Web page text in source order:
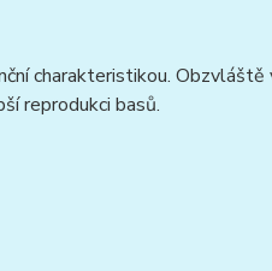
charakteristikou. Obzvláště
reprodukci basů.